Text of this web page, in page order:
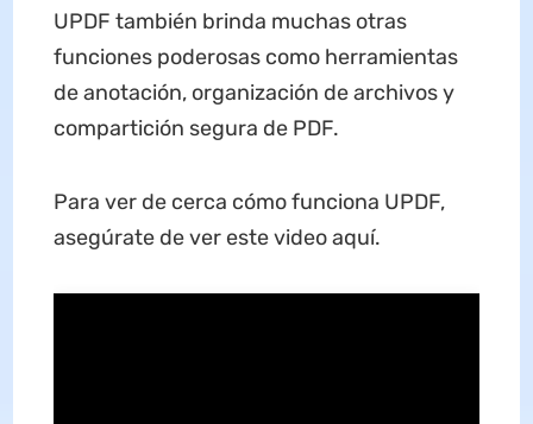
UPDF también brinda muchas otras
funciones poderosas como herramientas
de anotación, organización de archivos y
compartición segura de PDF.
Para ver de cerca cómo funciona UPDF,
asegúrate de ver este video aquí.